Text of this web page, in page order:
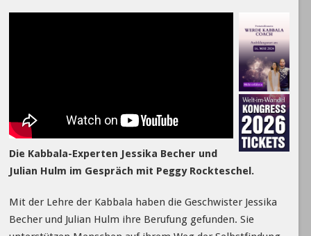
Die Kabbala-Experten Jessika Becher und
Julian Hulm im Gespräch mit Peggy Rockteschel.
Mit der Lehre der Kabbala haben die Geschwister Jessika
Becher und Julian Hulm ihre Berufung gefunden. Sie